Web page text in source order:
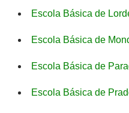
Escola Básica de
Escola Básica de
Escola Básica de
Escola Básica de